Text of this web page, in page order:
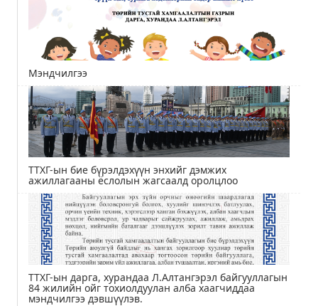
Мэндчилгээ
ТТХГ-ын бие бүрэлдэхүүн энхийг дэмжих
ажиллагааны ёслолын жагсаалд оролцлоо
ТТХГ-ын дарга, хурандаа Л.Алтангэрэл байгууллагын
84 жилийн ойг тохиолдуулан алба хаагчиддаа
мэндчилгээ дэвшүүлэв.